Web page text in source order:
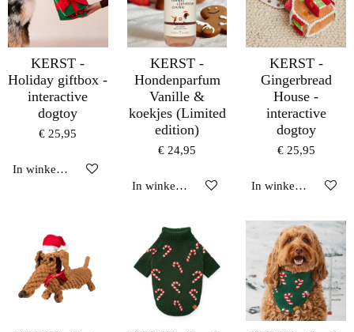
KERST -
Holiday giftbox -
interactive
dogtoy
€ 25,95
In winkelwagen
KERST -
Hondenparfum
Vanille &
koekjes (Limited
edition)
€ 24,95
In winkelwagen
KERST -
Gingerbread
House -
interactive
dogtoy
€ 25,95
In winkelwagen